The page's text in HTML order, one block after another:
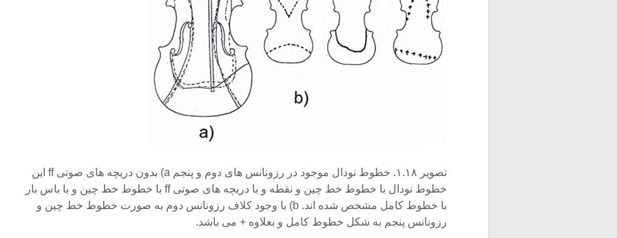
تصویر ۱.۱۸. خطوط نودال موجود در رزونانس های دوم و پنجم a) بدون دریچه های صوتی ff این
خطوط نودال با خطوط خط چین و نقطه و با دریچه های صوتی ff با خطوط خط چین و با باس بار
با خطوط کامل مشخص شده اند. b) با وجود کلاف رزونانس دوم به صورت خطوط خط چین و
رزونانس پنجم به شکل خطوط کامل و بعلاوه + می باشد.